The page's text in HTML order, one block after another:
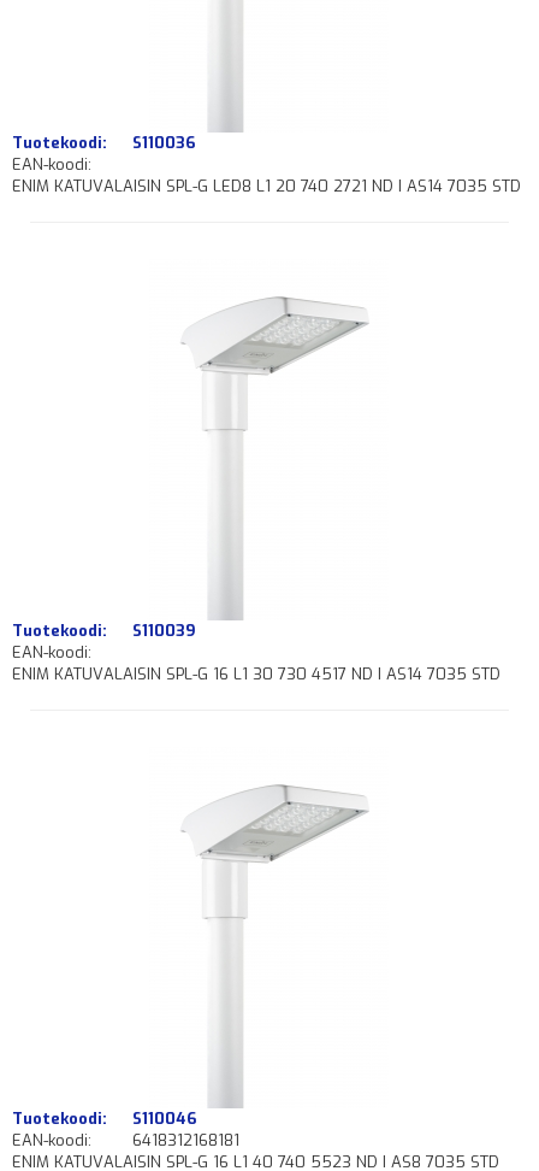
Tuotekoodi:
S110036
EAN-koodi:
ENIM KATUVALAISIN SPL-G LED8 L1 20 740 2721 ND I AS14 7035 STD
Tuotekoodi:
S110039
EAN-koodi:
ENIM KATUVALAISIN SPL-G 16 L1 30 730 4517 ND I AS14 7035 STD
Tuotekoodi:
S110046
EAN-koodi:
6418312168181
ENIM KATUVALAISIN SPL-G 16 L1 40 740 5523 ND I AS8 7035 STD